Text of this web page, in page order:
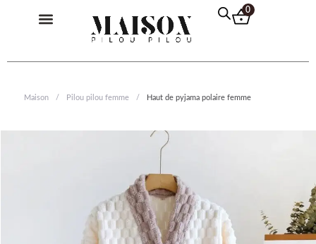
Menu 0
Maison / Pilou pilou femme / Haut de pyjama polaire femme